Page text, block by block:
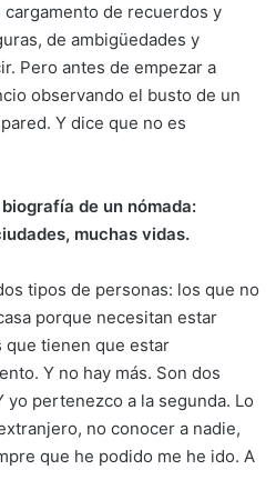
de recuerdos y
de ambigüedades y
Pero antes de empezar a
observando el busto de un
Y dice que no es
de un nómada:
muchas vidas.
tipos de personas: los que no
porque necesitan estar
que tienen que estar
Y no hay más. Son dos
yo pertenezco a la segunda. Lo
no conocer a nadie,
que he podido me he ido. A